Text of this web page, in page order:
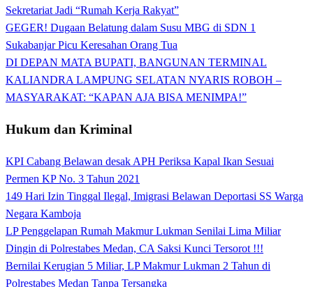
Sekretariat Jadi “Rumah Kerja Rakyat”
GEGER! Dugaan Belatung dalam Susu MBG di SDN 1
Sukabanjar Picu Keresahan Orang Tua
DI DEPAN MATA BUPATI, BANGUNAN TERMINAL
KALIANDRA LAMPUNG SELATAN NYARIS ROBOH –
MASYARAKAT: “KAPAN AJA BISA MENIMPA!”
Hukum dan Kriminal
KPI Cabang Belawan desak APH Periksa Kapal Ikan Sesuai
Permen KP No. 3 Tahun 2021
149 Hari Izin Tinggal Ilegal, Imigrasi Belawan Deportasi SS Warga
Negara Kamboja
LP Penggelapan Rumah Makmur Lukman Senilai Lima Miliar
Dingin di Polrestabes Medan, CA Saksi Kunci Tersorot !!!
Bernilai Kerugian 5 Miliar, LP Makmur Lukman 2 Tahun di
Polrestabes Medan Tanpa Tersangka